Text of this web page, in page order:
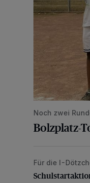
Noch zwei
Bolzplatz-
Für die I-